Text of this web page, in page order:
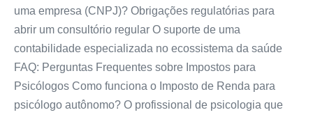
uma empresa (CNPJ)? Obrigações regulatórias para
abrir um consultório regular O suporte de uma
contabilidade especializada no ecossistema da saúde
FAQ: Perguntas Frequentes sobre Impostos para
Psicólogos Como funciona o Imposto de Renda para
psicólogo autônomo? O profissional de psicologia que